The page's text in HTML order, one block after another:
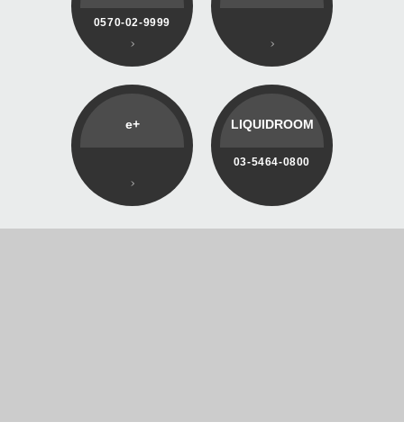
0570-02-9999
e+ LIQUIDROOM
03-5464-0800